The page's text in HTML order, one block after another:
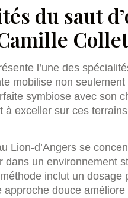
du saut
l’une des
mobilise non
symbiose avec son
à exceller sur ces
Lion-d’Angers se
dans un environnement
inclut un dosage
approche douce